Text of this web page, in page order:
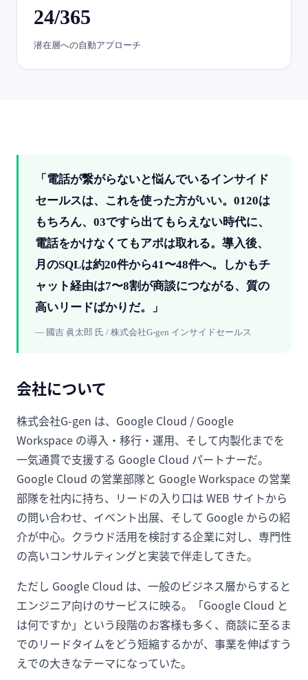
24/365
潜在層への自動アプローチ
「 電話が繋がらないと悩んでいるインサイド
セールスは、これを使った方がいい。0120は
もちろん、03ですら出てもらえない時代に、
電話をかけなくてもアポは取れる。導入後、
月のSQLは約20件から41〜48件へ。しかもチ
ャット経由は7〜8割が商談につながる、質の
高いリードばかりだ。
」
— 國吉 眞太郎 氏 / 株式会社G-gen インサイドセールス
会社について
株式会社G-gen は、Google Cloud / Google
Workspace の導入・移行・運用、そして内製化までを
一気通貫で支援する Google Cloud パートナーだ。
Google Cloud の営業部隊と Google Workspace の営業
部隊を社内に持ち、リードの入り口は WEB サイトから
の問い合わせ、イベント出展、そして Google からの紹
介が中心。クラウド活用を検討する企業に対し、専門性
の高いコンサルティングと実装で伴走してきた。
ただし Google Cloud は、一般のビジネス層からすると
エンジニア向けのサービスに映る。「Google Cloud と
は何ですか」という段階のお客様も多く、商談に至るま
でのリードタイムをどう短縮するかが、事業を伸ばすう
えでの大きなテーマになっていた。